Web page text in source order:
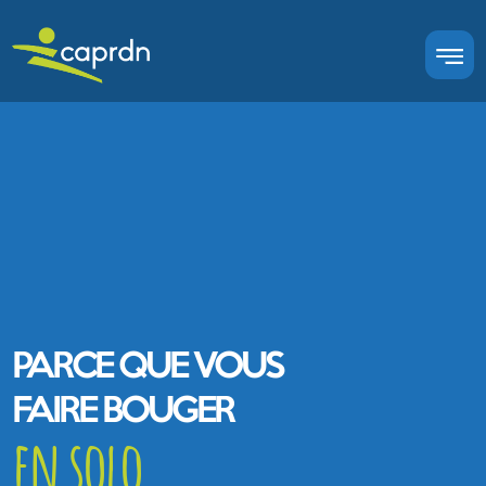
PARCE QUE VOUS
FAIRE BOUGER
en solo